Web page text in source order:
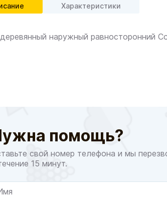
Характеристики
наружный равносторонний
помощь?
свой номер телефона и мы
15 минут.